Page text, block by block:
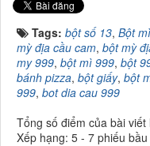
Tags: bột số 13, Bột
mỳ địa cầu cam, bột mỳ
my 999, bột mì 999, bột
bánh pizza, bột giấy, bột
999, bot dia cau 999
Tổng số điểm của bài
Xếp hạng: 5 - 7 phiếu bầu